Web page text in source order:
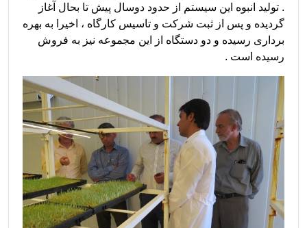
. تولید انبوه این سیستم از حدود دوسال پیش تا بحال آغاز
گردیده و پس از ثبت شرکت و تاسیس کارگاه ، اخیرا به بهره
برداری رسیده و دو دستگاه از این مجموعه نیز به فروش
رسیده است .